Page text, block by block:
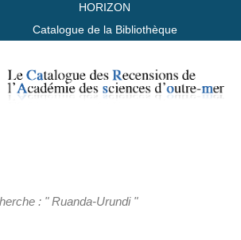
HORIZON
Catalogue de la Bibliothèque
: " Ruanda-Urundi "